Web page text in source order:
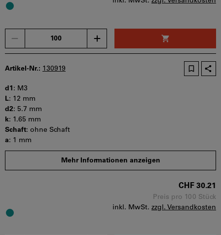
Artikel-Nr.: 130919
d1 : M3
L: 12 mm
d2: 5.7 mm
k: 1.65 mm
Schaft: ohne Schaft
a: 1 mm
s:2 mm
t min:1.04 mm
Mehr Informationen anzeigen
CHF 30.21
Preis pro 100 Stück
inkl. MwSt. zzgl. Versandkosten